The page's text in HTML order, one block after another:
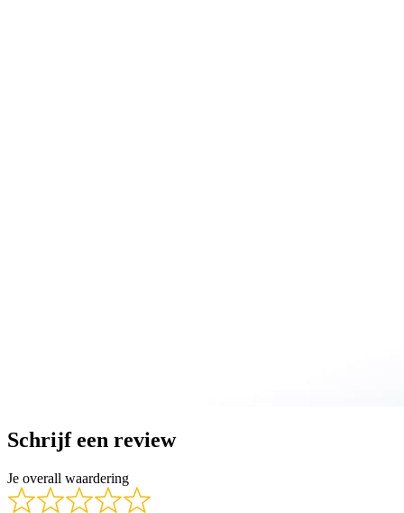
Schrijf een review
Je overall waardering